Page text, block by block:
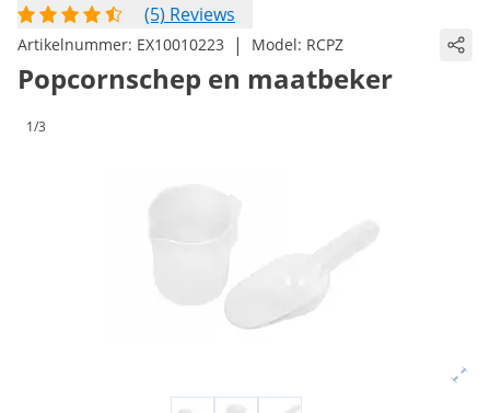
(5) Reviews
Artikelnummer: EX10010223 | Model: RCPZ
Popcornschep en maatbeker
1/3